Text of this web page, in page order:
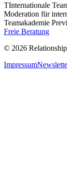
T​​​​​​Internationale
Moderation für
Teamakademie
Freie Beratung
© 2026
Impressum